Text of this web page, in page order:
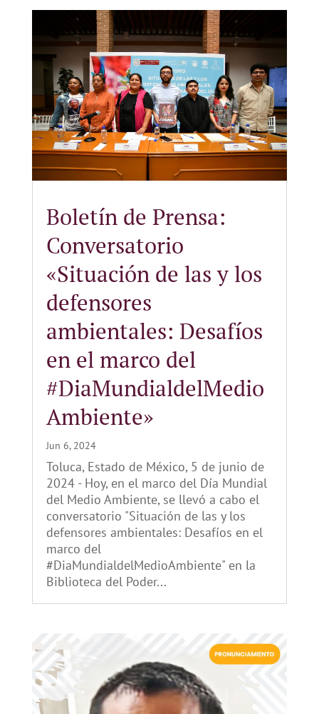
Boletín de Prensa:
Conversatorio
«Situación de las y los
defensores
ambientales: Desafíos
en el marco del
#DiaMundialdelMedio
Ambiente»
Jun 6, 2024
Toluca, Estado de México, 5 de junio de
2024 - Hoy, en el marco del Día Mundial
del Medio Ambiente, se llevó a cabo el
conversatorio "Situación de las y los
defensores ambientales: Desafíos en el
marco del
#DiaMundialdelMedioAmbiente" en la
Biblioteca del Poder...